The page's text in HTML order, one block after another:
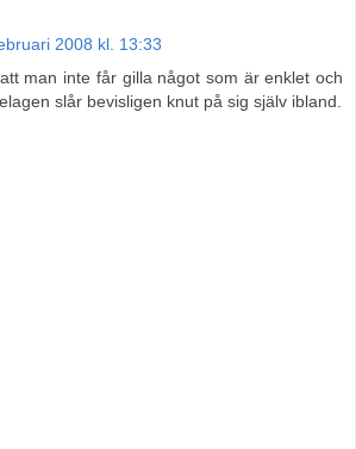
2008 kl. 13:33
man inte får gilla något som är enklet och
slår bevisligen knut på sig själv ibland.